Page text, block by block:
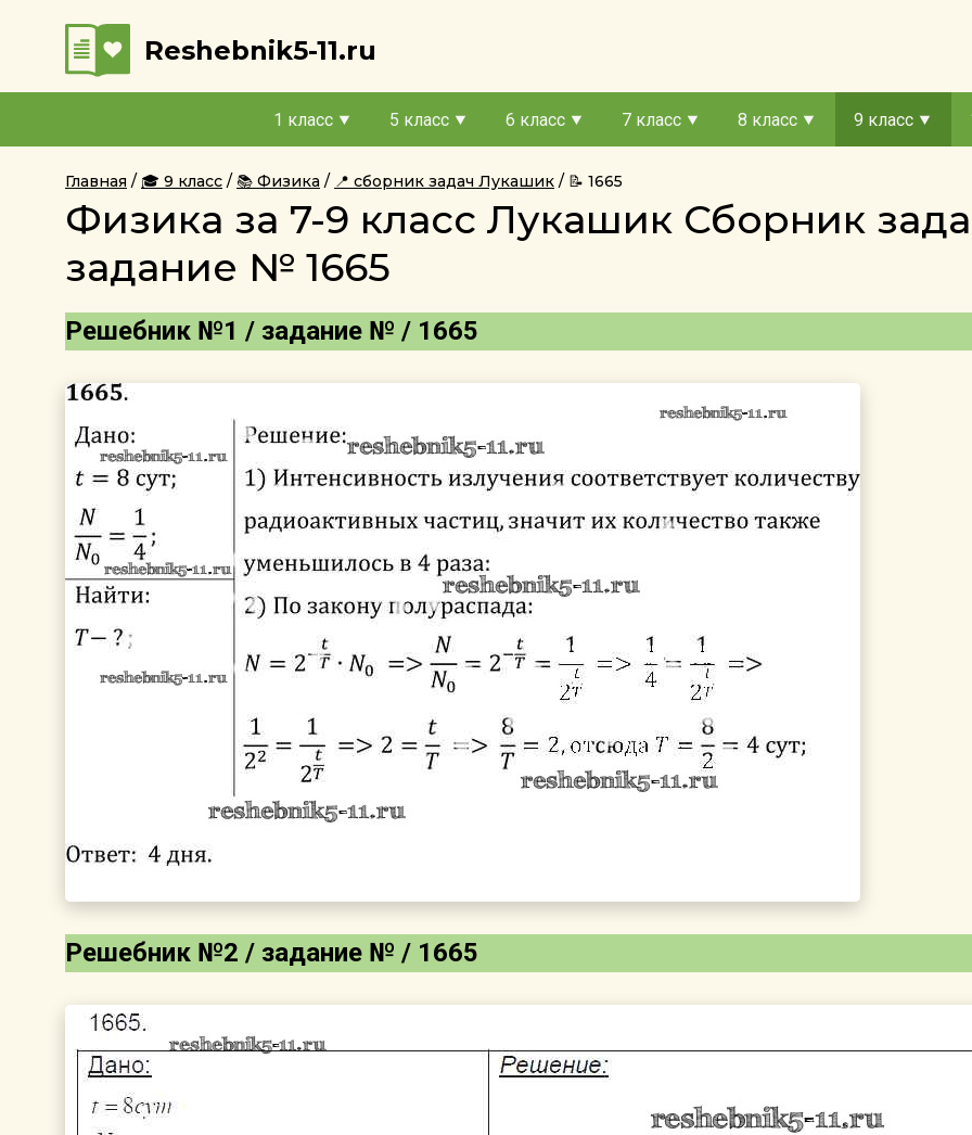
Reshebnik5-11.ru
1 класс 5 класс 6 класс 7 класс 8 класс 9 класс
Главная 🎓 9 класс 📚 Физика 📍 сборник задач Лукашик 📝 1665
Физика за 7-9 класс Лукашик Сборник
задание № 1665
Решебник №1 / задание № / 1665
Решебник №2 / задание № / 1665